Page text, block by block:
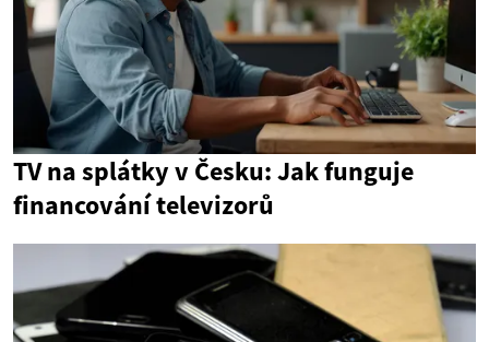
TV na splátky v Česku: Jak funguje
financování televizorů